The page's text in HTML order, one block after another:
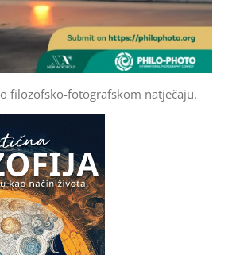
o filozofsko-fotografskom natječaju.